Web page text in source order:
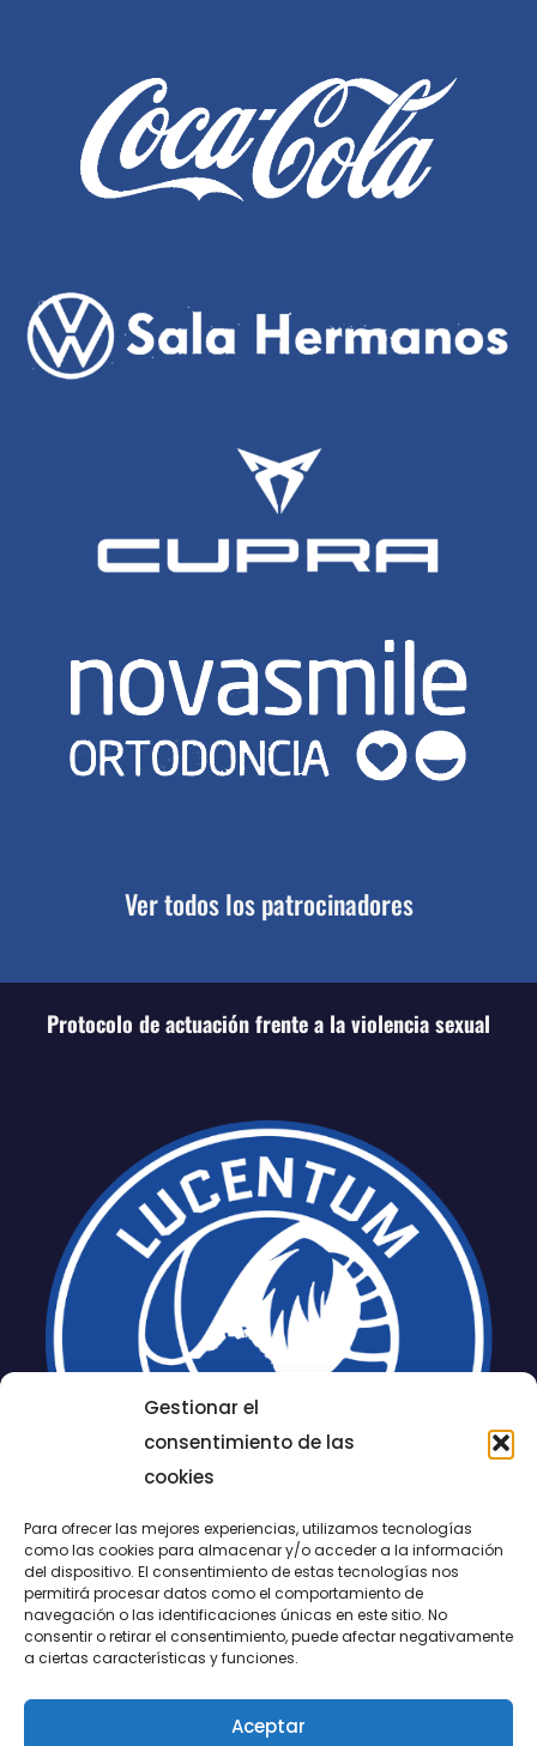
Gestionar el
consentimiento de las
cookies
Para ofrecer las mejores experiencias, utilizamos tecnologías
como las cookies para almacenar y/o acceder a la información
del dispositivo. El consentimiento de estas tecnologías nos
permitirá procesar datos como el comportamiento de
navegación o las identificaciones únicas en este sitio. No
consentir o retirar el consentimiento, puede afectar negativamente
a ciertas características y funciones.
Aceptar
Ver todos los patrocinadores
Protocolo de actuación frente a la violencia sexual
LUCENTUM
ALICANTE